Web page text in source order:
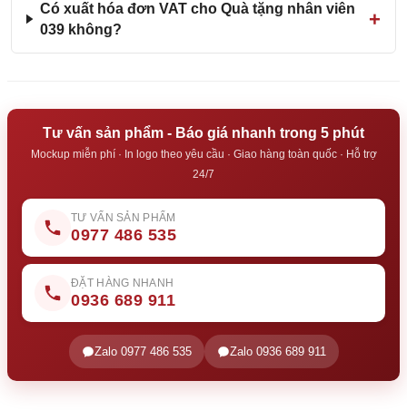
Có xuất hóa đơn VAT cho Quà tặng nhân viên
039 không?
Tư vấn sản phẩm - Báo giá nhanh trong 5 phút
Mockup miễn phí · In logo theo yêu cầu · Giao hàng toàn quốc · Hỗ trợ
24/7
TƯ VẤN SẢN PHẨM
0977 486 535
ĐẶT HÀNG NHANH
0936 689 911
Zalo 0977 486 535 Zalo 0936 689 911